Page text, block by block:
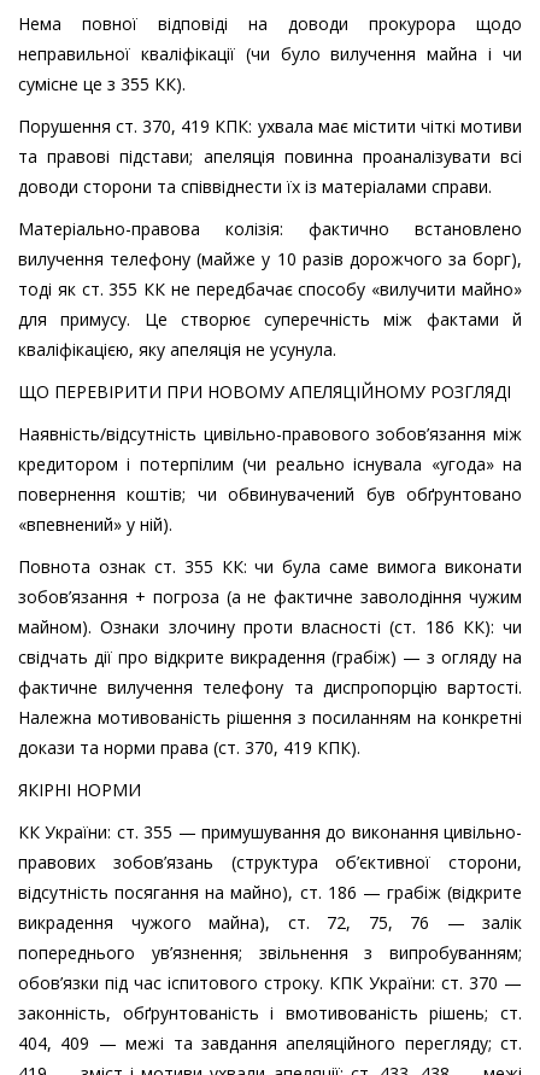
Нема повної відповіді на доводи прокурора щодо
неправильної кваліфікації (чи було вилучення майна і чи
сумісне це з 355 КК).
Порушення ст. 370, 419 КПК: ухвала має містити чіткі мотиви
та правові підстави; апеляція повинна проаналізувати всі
доводи сторони та співвіднести їх із матеріалами справи.
Матеріально-правова колізія: фактично встановлено
вилучення телефону (майже у 10 разів дорожчого за борг),
тоді як ст. 355 КК не передбачає способу «вилучити майно»
для примусу. Це створює суперечність між фактами й
кваліфікацією, яку апеляція не усунула.
ЩО ПЕРЕВІРИТИ ПРИ НОВОМУ АПЕЛЯЦІЙНОМУ РОЗГЛЯДІ
Наявність/відсутність цивільно-правового зобов’язання між
кредитором і потерпілим (чи реально існувала «угода» на
повернення коштів; чи обвинувачений був обґрунтовано
«впевнений» у ній).
Повнота ознак ст. 355 КК: чи була саме вимога виконати
зобов’язання + погроза (а не фактичне заволодіння чужим
майном). Ознаки злочину проти власності (ст. 186 КК): чи
свідчать дії про відкрите викрадення (грабіж) — з огляду на
фактичне вилучення телефону та диспропорцію вартості.
Належна мотивованість рішення з посиланням на конкретні
докази та норми права (ст. 370, 419 КПК).
ЯКІРНІ НОРМИ
КК України: ст. 355 — примушування до виконання цивільно-
правових зобов’язань (структура об’єктивної сторони,
відсутність посягання на майно), ст. 186 — грабіж (відкрите
викрадення чужого майна), ст. 72, 75, 76 — залік
попереднього ув’язнення; звільнення з випробуванням;
обов’язки під час іспитового строку. КПК України: ст. 370 —
законність, обґрунтованість і вмотивованість рішень; ст.
404, 409 — межі та завдання апеляційного перегляду; ст.